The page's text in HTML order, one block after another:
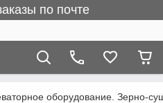
по почте
оборудование. Зерно-